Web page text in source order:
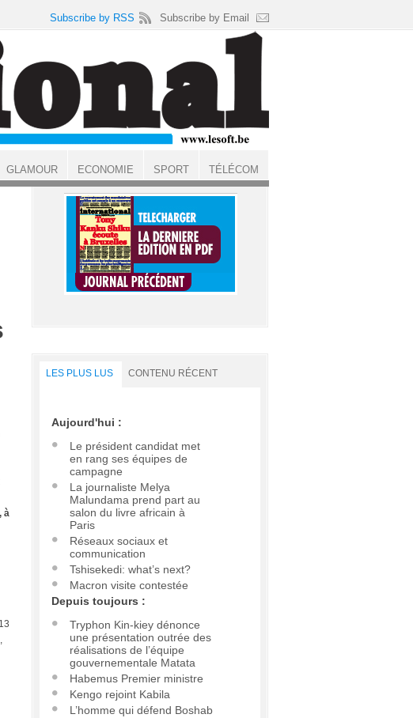
à
LES PLUS LUS CONTENU RÉCENT
Aujourd'hui :
Le président candidat met
en rang ses équipes de
campagne
La journaliste Melya
Malundama prend part au
salon du livre africain à
Paris
Réseaux sociaux et
communication
Tshisekedi: what’s next?
Macron visite contestée
Depuis toujours :
Tryphon Kin-kiey dénonce
une présentation outrée des
réalisations de l’équipe
gouvernementale Matata
Habemus Premier ministre
Kengo rejoint Kabila
L’homme qui défend Boshab
Subscribe by RSS Subscribe by Email
GLAMOUR ECONOMIE SPORT TÉLÉCOM